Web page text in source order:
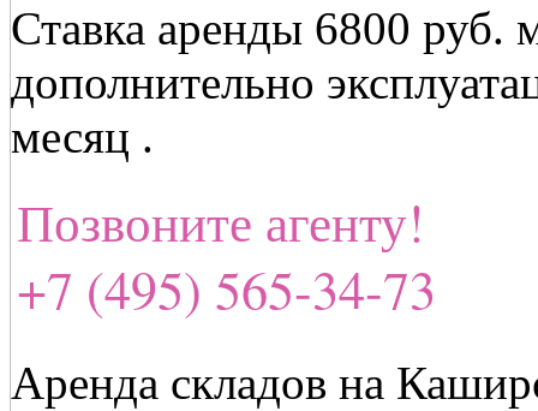
Ставка аренды 6800
дополнительно
месяц .
Позвоните агенту!
+7 (495) 565-34-73
Аренда складов на